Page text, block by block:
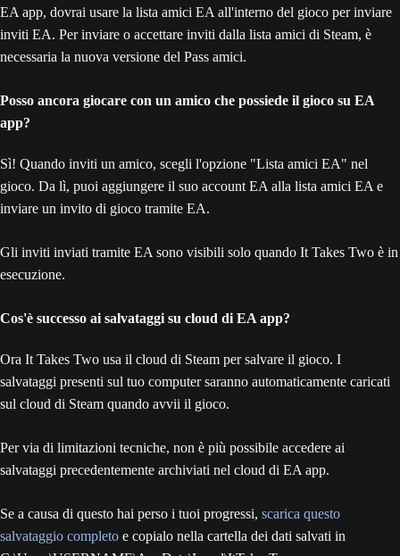
EA app, dovrai usare la lista amici EA all'interno del gioco per inviare
inviti EA. Per inviare o accettare inviti dalla lista amici di Steam, è
necessaria la nuova versione del Pass amici.
Posso ancora giocare con un amico che possiede il gioco su EA
app?
Sì! Quando inviti un amico, scegli l'opzione "Lista amici EA" nel
gioco. Da lì, puoi aggiungere il suo account EA alla lista amici EA e
inviare un invito di gioco tramite EA.
Gli inviti inviati tramite EA sono visibili solo quando It Takes Two è in
esecuzione.
Cos'è successo ai salvataggi su cloud di EA app?
Ora It Takes Two usa il cloud di Steam per salvare il gioco. I
salvataggi presenti sul tuo computer saranno automaticamente caricati
sul cloud di Steam quando avvii il gioco.
Per via di limitazioni tecniche, non è più possibile accedere ai
salvataggi precedentemente archiviati nel cloud di EA app.
Se a causa di questo hai perso i tuoi progressi, scarica questo
salvataggio completo e copialo nella cartella dei dati salvati in